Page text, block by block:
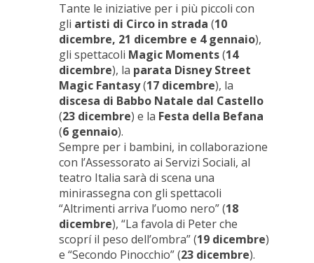
Tante le iniziative per i più piccoli con
gli artisti di Circo in strada (10
dicembre, 21 dicembre e 4 gennaio),
gli spettacoli Magic Moments(14
dicembre), la parata Disney Street
Magic Fantasy(17 dicembre), la
discesa di Babbo Natale dal Castello
(23 dicembre) e la Festa della Befana
(6 gennaio).
Sempre per i bambini, in collaborazione
con l’Assessorato ai Servizi Sociali, al
teatro Italia sarà di scena una
minirassegna con gli spettacoli
“Altrimenti arriva l’uomo nero” (18
dicembre), “La favola di Peter che
scoprí il peso dell’ombra” (19 dicembre)
e “Secondo Pinocchio” (23 dicembre).